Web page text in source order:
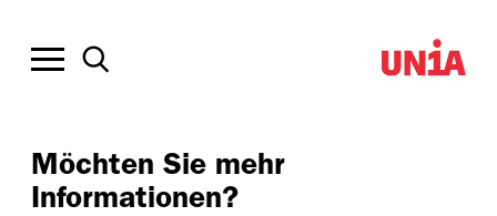
Möchten Sie mehr
Informationen?